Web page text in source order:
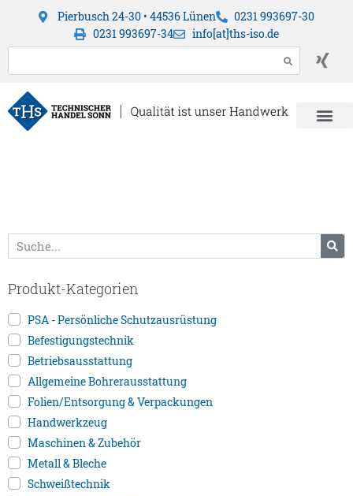
Pierbusch 24-30 • 44536 Lünen
0231 993697-30
0231 993697-34
info[at]ths-iso.de
Produkt-Kategorien
PSA - Persönliche Schutzausrüstung
Befestigungstechnik
Betriebsausstattung
Allgemeine Bohrerausstattung
Folien/Entsorgung & Verpackungen
Handwerkzeug
Maschinen & Zubehör
Metall & Bleche
Schweißtechnik